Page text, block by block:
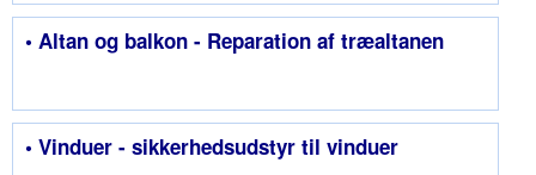
• Altan og balkon - Reparation af træaltanen
• Vinduer - sikkerhedsudstyr til vinduer